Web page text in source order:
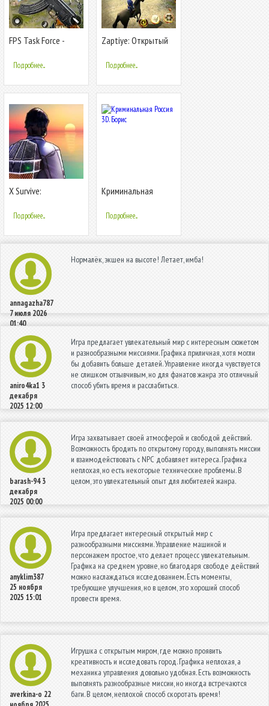
FPS Task Force -
Экшн-игры 2020
Подробнее...
Zaptiye: Открытый
Подробнее...
X Survive:
Песочница с
Открытым Миром
Подробнее...
Криминальная
Подробнее...
annagazha787
7 июля 2026
01:40
Нормалёк, экшен на высоте! Летает, имба!
aniro4ka1 3
декабря
2025 12:00
Игра предлагает увлекательный мир с интересным сюжетом
и разнообразными миссиями. Графика приличная, хотя могли
бы добавить больше деталей. Управление иногда чувствуется
не слишком отзывчивым, но для фанатов жанра это отличный
способ убить время и расслабиться.
barash-94 3
декабря
2025 00:00
Игра захватывает своей атмосферой и свободой действий.
Возможность бродить по открытому городу, выполнять миссии
и взаимодействовать с NPC добавляет интереса. Графика
неплохая, но есть некоторые технические проблемы. В
целом, это увлекательный опыт для любителей жанра.
anyklim387
25 ноября
2025 15:01
Игра предлагает интересный открытый мир с
разнообразными миссиями. Управление машиной и
персонажем простое, что делает процесс увлекательным.
Графика на среднем уровне, но благодаря свободе действий
можно наслаждаться исследованием. Есть моменты,
требующие улучшения, но в целом, это хороший способ
провести время.
averkina-o 22
Игрушка с открытым миром, где можно проявить
креативность и исследовать город. Графика неплохая, а
механика управления довольно удобная. Есть возможность
выполнять разнообразные миссии, но иногда встречаются
баги. В целом, неплохой способ скоротать время!